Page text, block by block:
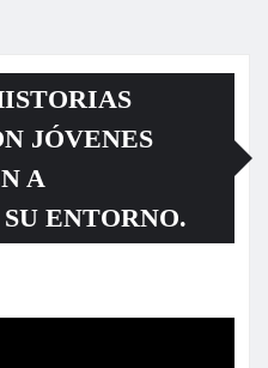
JÓVENES
A
ENTORNO.